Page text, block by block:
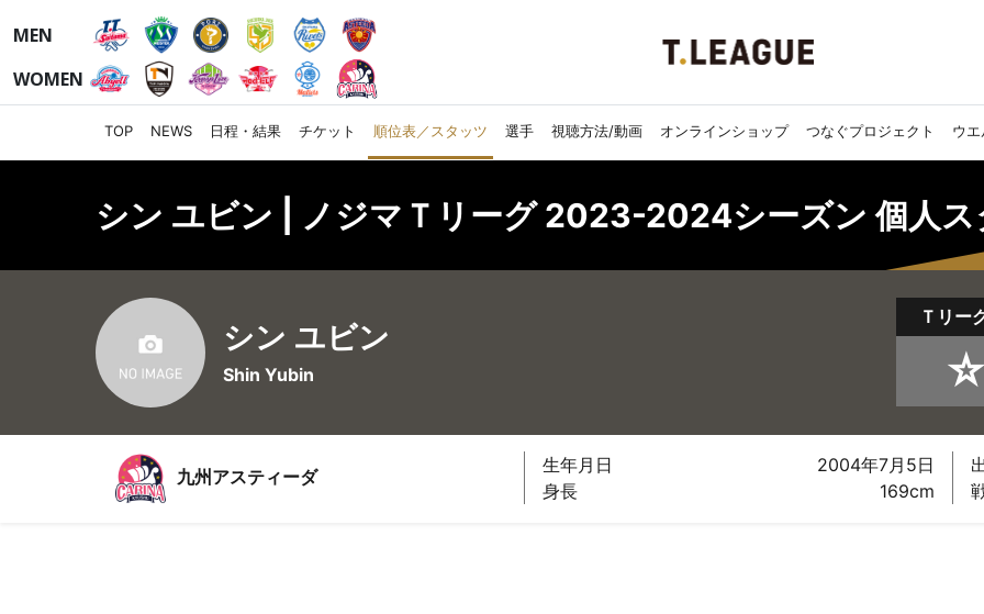
MEN
WOMEN
TOP NEWS 日程・結果 チケット 順位表／スタッツ 選手 視聴方法/動画 オンラインショップ つなぐプロジェクト ウ
シン ユビン | ノジマＴリーグ 2023-2024シーズン 個人ス
シン ユビン
Shin Yubin
Ｔリー
九州アスティーダ
生年月日
2004年7月5日
身長
169cm